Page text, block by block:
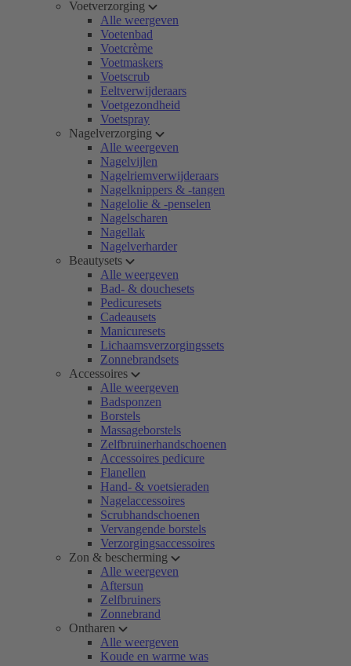
Voetverzorging
Alle weergeven
Voetenbad
Voetcrème
Voetmaskers
Voetscrub
Eeltverwijderaars
Voetgezondheid
Voetspray
Nagelverzorging
Alle weergeven
Nagelvijlen
Nagelriemverwijderaars
Nagelknippers & -tangen
Nagelolie & -penselen
Nagelscharen
Nagellak
Nagelverharder
Beautysets
Alle weergeven
Bad- & douchesets
Pedicuresets
Cadeausets
Manicuresets
Lichaamsverzorgingssets
Zonnebrandsets
Accessoires
Alle weergeven
Badsponzen
Borstels
Massageborstels
Zelfbruinerhandschoenen
Accessoires pedicure
Flanellen
Hand- & voetsieraden
Nagelaccessoires
Scrubhandschoenen
Vervangende borstels
Verzorgingsaccessoires
Zon & bescherming
Alle weergeven
Aftersun
Zelfbruiners
Zonnebrand
Ontharen
Alle weergeven
Koude en warme was